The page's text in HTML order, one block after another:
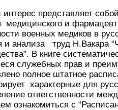
представляет
медицинского и
военных медиков в
и анализа труд Н.Вакара
В книге
служебных прав и
полное штатное
характерные для
ответственности
ознакомиться с